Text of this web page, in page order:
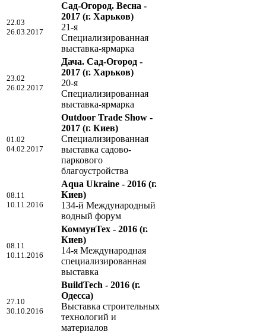
22.03
26.03.2017
Сад-Огород. Весна -
2017 (г. Харьков)
21-я
Специализированная
выставка-ярмарка
23.02
26.02.2017
Дача. Сад-Огород -
2017 (г. Харьков)
20-я
Специализированная
выставка-ярмарка
01.02
04.02.2017
Outdoor Trade Show -
2017 (г. Киев)
Специализированная
выставка садово-
паркового
благоустройства
08.11
10.11.2016
Aqua Ukraine - 2016 (г.
Киев)
134-й Международный
водный форум
08.11
10.11.2016
КоммунТех - 2016 (г.
Киев)
14-я Международная
специализированная
выставка
27.10
30.10.2016
BuildTech - 2016 (г.
Одесса)
Выставка строительных
технологий и
материалов